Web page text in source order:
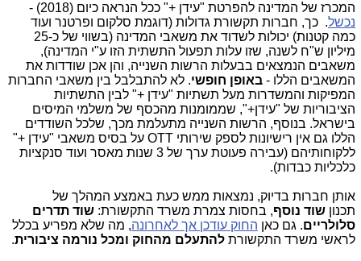
המכרז של המדינה להפרטת "עידן +" ככל הנראה כיום (2018) -
נכשל. כך, חברות תקשורת גדולות (דוגמת סלקום ופרטנר ועוד
כמה קטנות) יכולות לשדוד את משאבי המדינה (בשווי של כ-25
מיליון ש"ח לשנה, שזו עלות תפעול התשתית הזו ע"י המדינה),
משאבים הנמצאים בבעלות הרשות השנייה, והן אכן שודדות את
המשאבים הללו - באופן חופשי. לא להתבלבל בין משאבי החברות
המפיקות והמשדרות מעל תשתיות "עידן +" לבין התשתיות
הציבוריות של "עידן+", שממומנות מהכסף של משלמי המיסים
בישראל. בנוסף, הרשות השנייה מתעלמת מכך, שלכל השודדים
הללו גם אין רישיונות לספק שירותי OTT על בסיס משאבי "עידן +"
ללקוחותיהם (עבירה פעוטת ערך של 3 שנות מאסר ועוד סנקציות
כלכליות כבדות).
אותן חברות בדיוק, נמצאות ממש כעת באמצע המהלך של
תכנון שוד נוסף, בחסות צמרת משרד התקשורת: שוד תדרים
סלולריים. גם כאן החוק עודכן אך לאחרונה, מה שלא מפריע בכלל
לראשי משרד התקשורת להתעלם מהחוק ומכל נורמה ציבורית.